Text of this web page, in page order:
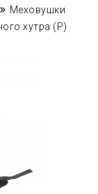
Меховушки
хутра (P)